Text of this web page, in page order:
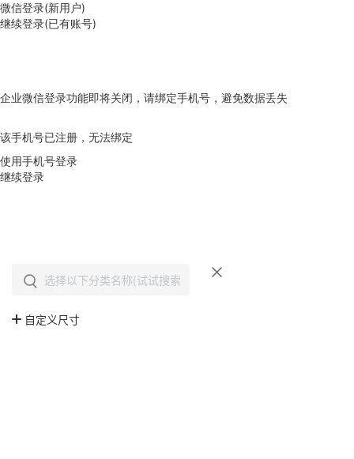
微信登录(新用户)
继续登录(已有账号)
企业微信登录功能即将关闭，请绑定手机号，避免数据丢失
该手机号已注册，无法绑定
使用手机号登录
继续登录